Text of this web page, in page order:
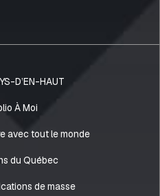
D’EN-HAUT
À Moi
avec tout le monde
du Québec
de masse